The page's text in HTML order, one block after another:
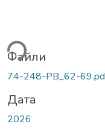
Файли
74-248-PB_62-
Дата
2026